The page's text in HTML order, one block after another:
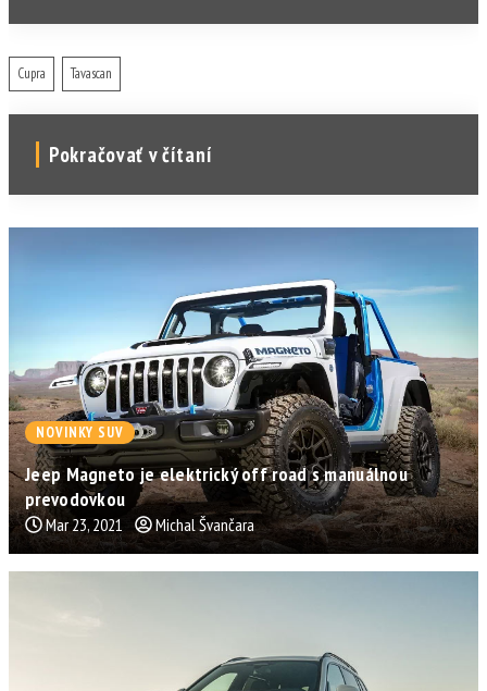
Cupra Tavascan
Pokračovať v čítaní
NOVINKY SUV
Jeep Magneto je elektrický off road s manuálnou
prevodovkou
Mar 23, 2021 Michal Švančara